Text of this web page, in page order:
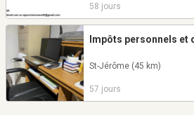
58 jours
Impôts personnels et
St-Jérôme (45 km)
57 jours